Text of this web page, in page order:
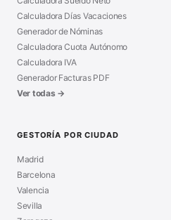
Calculadora Días Vacaciones
Generador de Nóminas
Calculadora Cuota Autónomo
Calculadora IVA
Generador Facturas PDF
Ver todas →
GESTORÍA POR CIUDAD
Madrid
Barcelona
Valencia
Sevilla